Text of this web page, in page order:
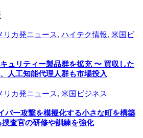
リカ発ニュース, ハイテク情報, 米国ビ
ュリティー製品群を拡充 〜 買収した
人工知能代理人群も市場投入
リカ発ニュース, 米国ビジネス
バー攻撃を模擬化する小さな町を構築
査官の研修や訓練を強化